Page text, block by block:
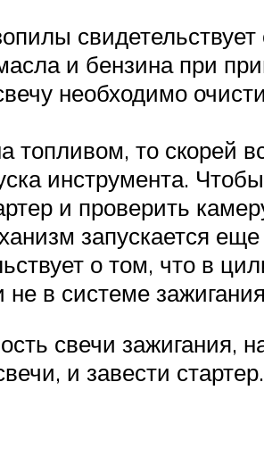
и бензина при
необходимо
топливом, то скорей
инструмента.
и проверить
запускается еще
о том, что в
в системе
свечи зажигания,
и завести